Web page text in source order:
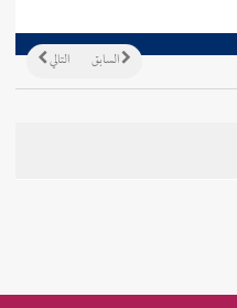
التالي السابق